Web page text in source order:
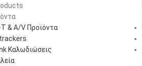
T & A/V Προϊόντα
Καλωδιώσεις